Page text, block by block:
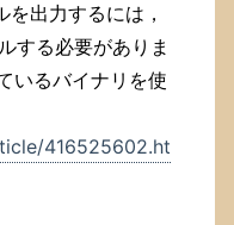
出力するには，
する必要がありま
いるバイナリを使
416525602.ht